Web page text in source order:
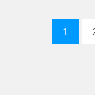
1